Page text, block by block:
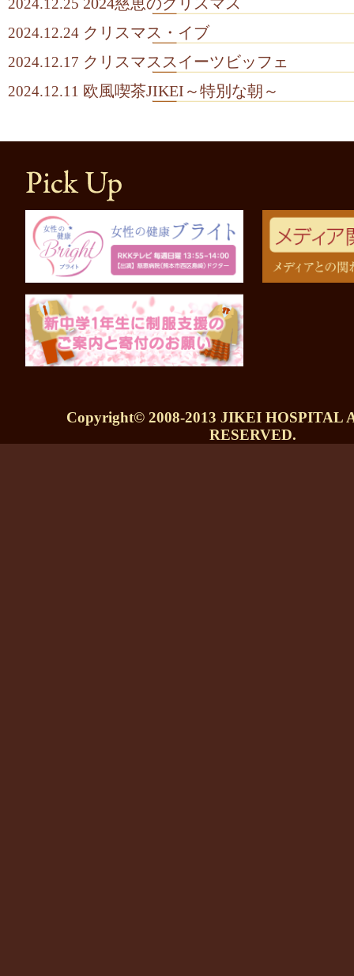
2024.12.24 クリスマス・イブ
2024.12.17 クリスマススイーツビッフェ
2024.12.11 欧風喫茶JIKEI～特別な朝～
Copyright© 2008-2013 JIKEI HOSPITAL
RESERVED.